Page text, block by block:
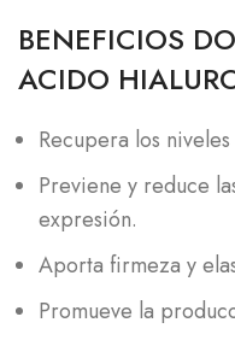
BENEFICIOS
ACIDO
Recupera los
Previene y reduce
expresión.
Aporta firmeza y
Promueve la